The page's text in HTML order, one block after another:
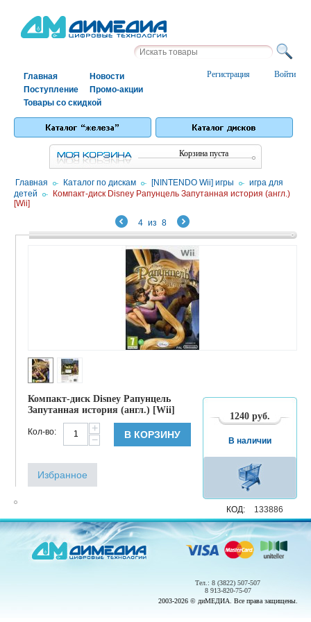
Войти
Регистрация
Главная
Новости
Поступление
Промо-акции
Товары со скидкой
Корзина пуста
Главная / Каталог по дискам / [NINTENDO Wii] игры /
игра для
детей /
Компакт-диск Disney Рапунцель Запутанная история (англ.)
[Wii]
4 из 8
Компакт-диск Disney Рапунцель
Запутанная история (англ.) [Wii]
1240 руб.
КОД: 133886
В наличии
Кол-во:
+
−
В КОРЗИНУ
Избранное
Тел.: 8 (3822) 507-507
8 913-820-75-07
2003-2026 © диМЕДИА. Все права защищены.